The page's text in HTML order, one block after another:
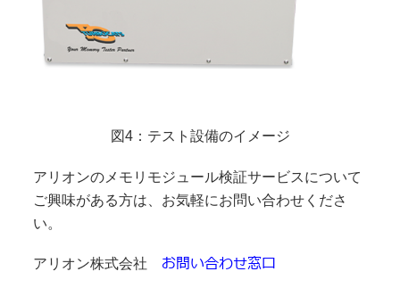
図4：テスト設備のイメージ
アリオンのメモリモジュール検証サービスについて
ご興味がある方は、お気軽にお問い合わせくださ
い。
アリオン株式会社 お問い合わせ窓口